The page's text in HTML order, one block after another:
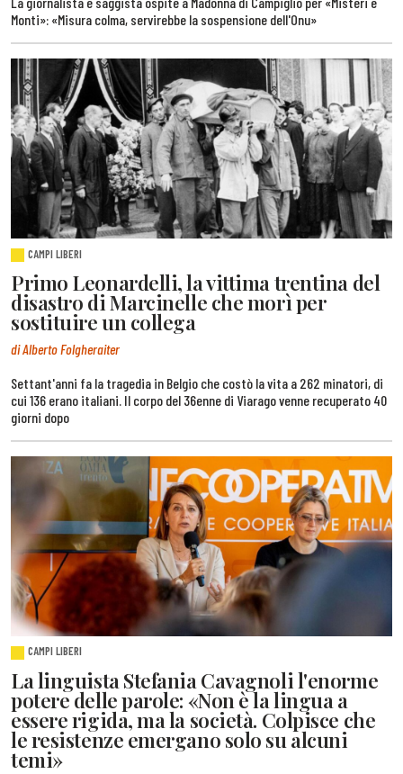
Monti»: «Misura colma, servirebbe la sospensione dell'Onu»
CAMPI LIBERI
Primo Leonardelli, la vittima trentina del
disastro di Marcinelle che morì per
sostituire un collega
di Alberto Folgheraiter
Settant'anni fa la tragedia in Belgio che costò la vita a 262 minatori, di
cui 136 erano italiani. Il corpo del 36enne di Viarago venne recuperato 40
giorni dopo
CAMPI LIBERI
La linguista Stefania Cavagnoli l'enorme
potere delle parole: «Non è la lingua a
essere rigida, ma la società. Colpisce che
le resistenze emergano solo su alcuni
temi»